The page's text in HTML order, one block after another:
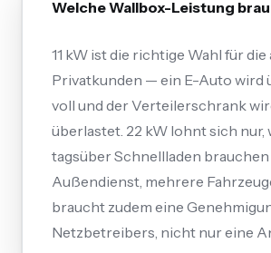
Welche Wallbox-Leistung
11 kW ist die richtige Wahl für
Privatkunden — ein E-Auto wird
voll und der Verteilerschrank
überlastet. 22 kW lohnt sich nur,
tagsüber Schnellladen brauchen
Außendienst, mehrere
braucht zudem eine
Netzbetreibers, nicht nur eine